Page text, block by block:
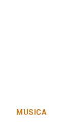
MUSICA